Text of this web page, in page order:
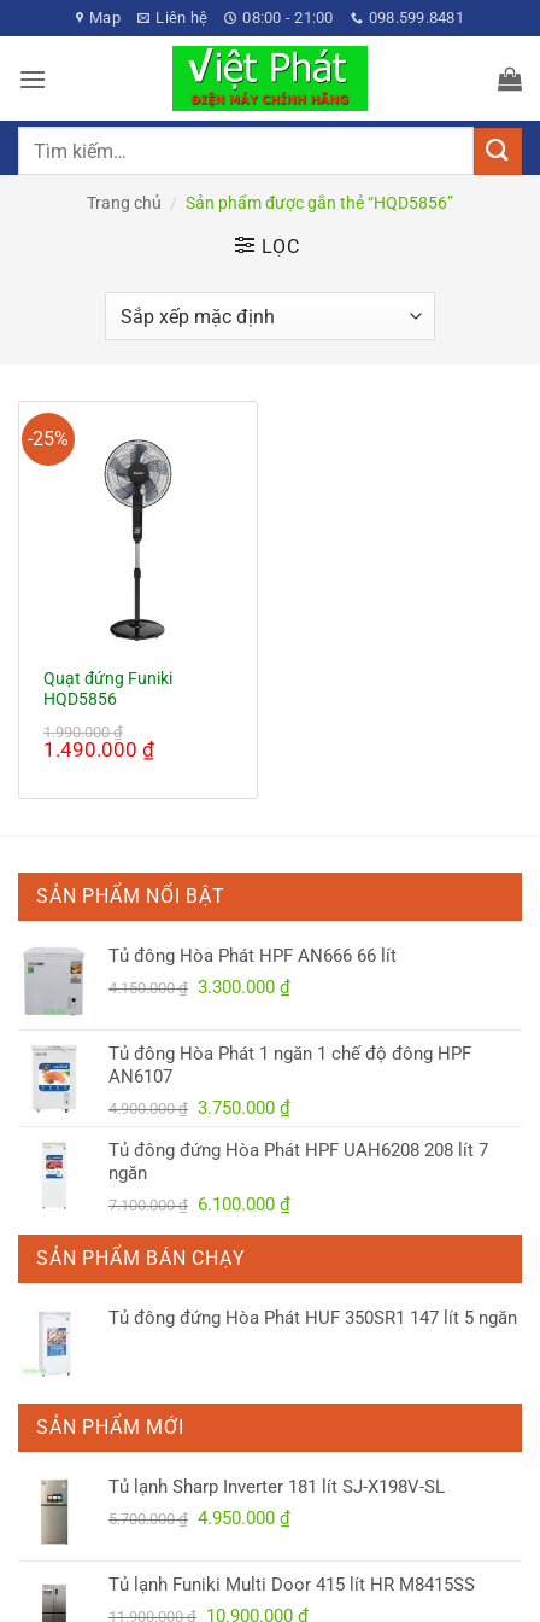
qua
nội
Map Liên hệ 08:00 - 21:00 098.599.8481
Tìm
Trang chủ / Sản phẩm được gắn thẻ “HQD5856”
LỌC
-25%
Quạt đứng Funiki
HQD5856
1.990.000₫
Giá
là:
1.490.000 ₫Giá
tại
SẢN PHẨM NỔI BẬT
Tủ đông Hòa Phát HPF AN666 66 lít
4.150.000₫ Giá
4.150.000 ₫.
3.300.000 ₫Giá
là:
Tủ đông Hòa Phát 1 ngăn 1 chế độ đông HPF
AN6107
4.900.000₫ Giá
là:
3.750.000 ₫Giá
tại
3.750.000 ₫.
Tủ đông đứng Hòa Phát HPF UAH6208 208 lít 7
ngăn
7.100.000₫ Giá
là:
7.100.000 ₫.
6.100.000 ₫Giá
là:
SẢN PHẨM BÁN CHẠY
Tủ đông đứng Hòa Phát HUF 350SR1 147 lít 5 ngăn
SẢN PHẨM MỚI
Tủ lạnh Sharp Inverter 181 lít SJ-X198V-SL
5.700.000₫ Giá
5.700.000 ₫.
4.950.000 ₫Giá
là:
Tủ lạnh Funiki Multi Door 415 lít HR M8415SS
11.900.000₫ Giá
10.900.000 ₫Giá